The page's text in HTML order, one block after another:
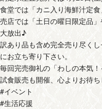
食堂では「カニ入り海鮮汁定
売店では「土日の曜日限定品
大放出♪
訳あり品も含め完全売り尽く
にお立ち寄り下さい。
毎回完売御礼の「わしの本気
試食販売も開催、心よりお待
#イベント
#生活応援